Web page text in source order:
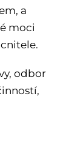
a
moci
odbor